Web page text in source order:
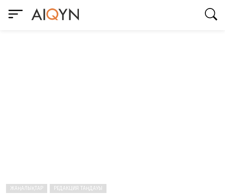
ЖАҢАЛЫҚТАР РЕДАКЦИЯ ТАҢДАУЫ